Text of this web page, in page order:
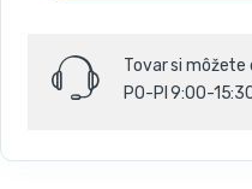
Tovar si
PO-PI 9:00-